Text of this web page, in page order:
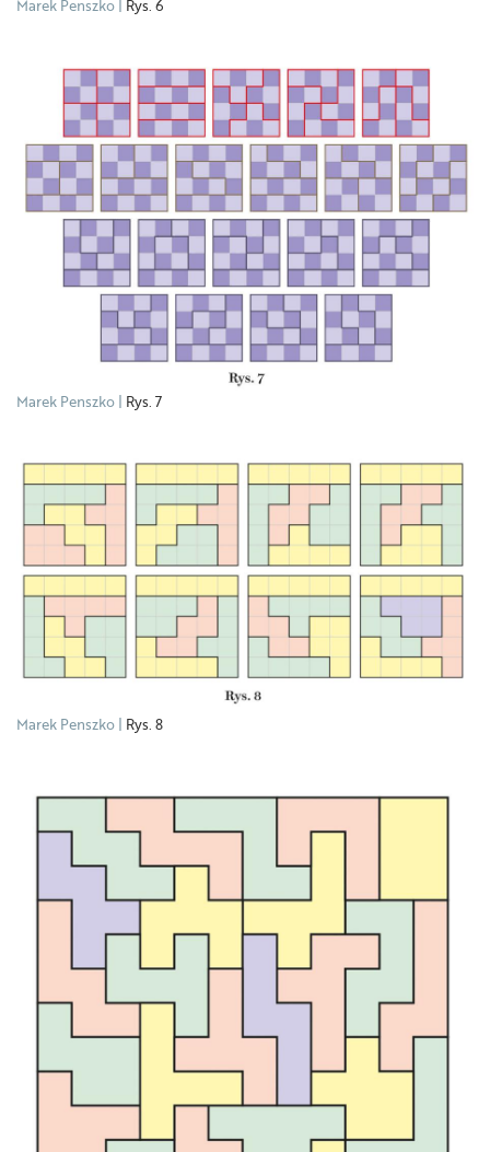
Marek Penszko Rys. 6
Marek Penszko Rys. 7
Marek Penszko Rys. 8